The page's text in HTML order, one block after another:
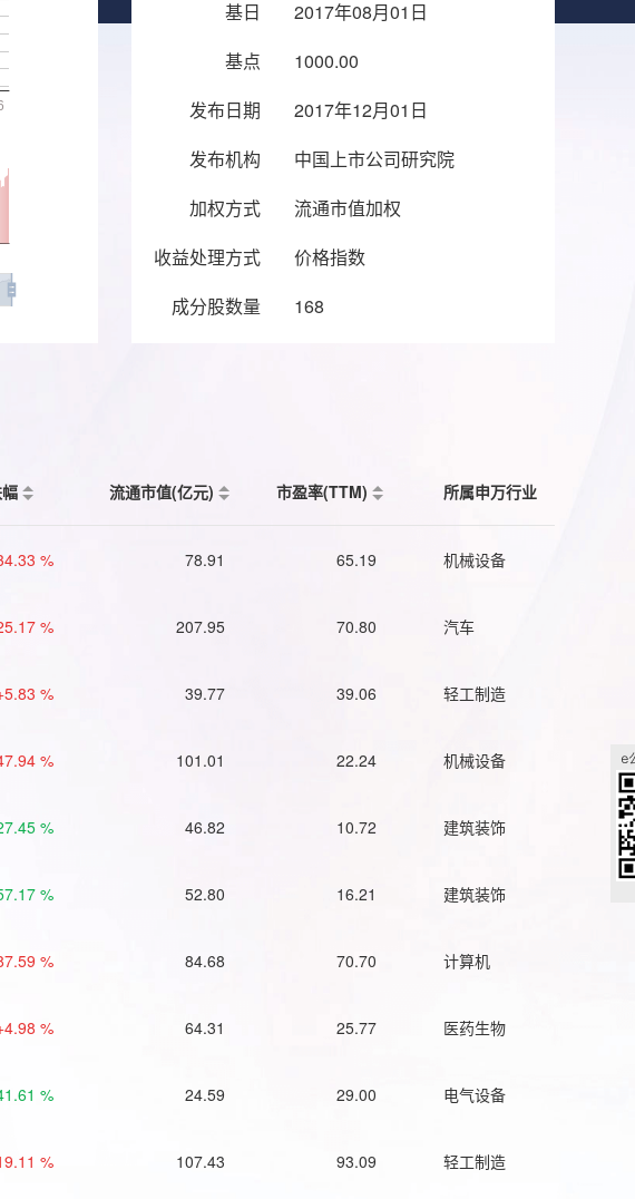
基日
2017年08月01日
基点
1000.00
发布日期
2017年12月01日
发布机构
中国上市公司研究院
加权方式
流通市值加权
收益处理方式
价格指数
成分股数量
168
流通市值(亿元) 市盈率(TTM) 所属申万行业
% 78.91 65.19 机械设备
% 207.95 70.80 汽车
% 39.77 39.06 轻工制造
% 101.01 22.24 机械设备
% 46.82 10.72 建筑装饰
% 52.80 16.21 建筑装饰
% 84.68 70.70 计算机
% 64.31 25.77 医药生物
% 24.59 29.00 电气设备
% 107.43 93.09 轻工制造